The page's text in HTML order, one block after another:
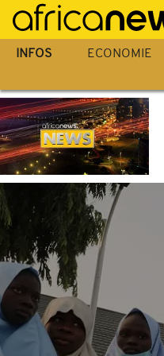
Passer
au
contenu
INFOS ECONOMIE